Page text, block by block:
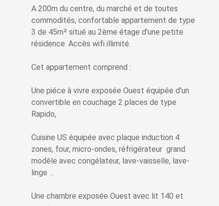
A 200m du centre, du marché et de toutes
commodités, confortable appartement de type
3 de 45m² situé au 2ème étage d'une petite
résidence. Accès wifi illimité.
Cet appartement comprend :
Une piéce à vivre exposée Ouest équipée d'un
convertible en couchage 2 places de type
Rapido,
Cuisine US équipée avec plaque induction 4
zones, four, micro-ondes, réfrigérateur grand
modèle avec congélateur, lave-vaisselle, lave-
linge ...
Une chambre exposée Ouest avec lit 140 et